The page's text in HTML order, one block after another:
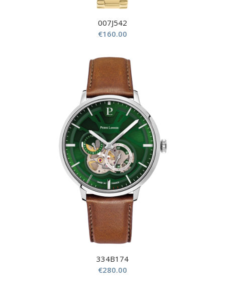
007J542
€160.00
334B174
€280.00